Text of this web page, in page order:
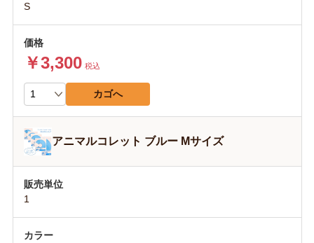
S
￥3,300 税込
カゴへ
アニマルコレット ブルー Mサイズ
1